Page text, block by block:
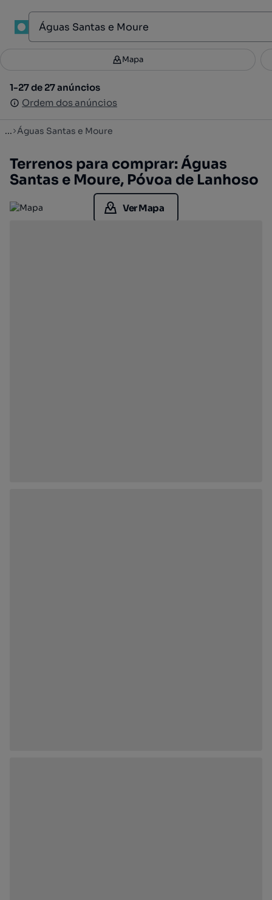
Filtros 2
1-27 de 27 anúncios
Ordem dos anúncios
Mapa
1-27 de 27 anúncios
Ordem dos anúncios
... Águas Santas e Moure
Terrenos para comprar: Águas
Santas e Moure, Póvoa de Lanhoso
Ver Mapa